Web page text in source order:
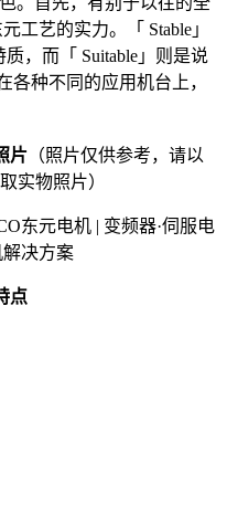
工艺的实力。「 Stable」
，而「 Suitable」则是说
各种不同的应用机台上，
片 （照片仅供参考，请以
实物照片）
点